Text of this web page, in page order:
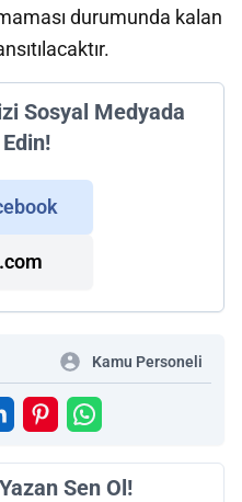
durumunda kalan
Sosyal Medyada
Kamu Personeli
Sen Ol!